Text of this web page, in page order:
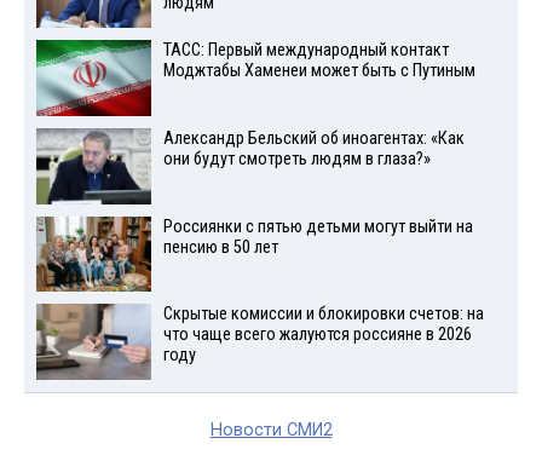
ТАСС: Первый международный контакт
Моджтабы Хаменеи может быть с Путиным
Александр Бельский об иноагентах: «Как
они будут смотреть людям в глаза?»
Россиянки с пятью детьми могут выйти на
пенсию в 50 лет
Скрытые комиссии и блокировки счетов: на
что чаще всего жалуются россияне в 2026
году
Новости СМИ2